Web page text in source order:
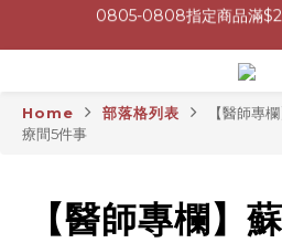
0805-0808指定商品滿
Home 部落格列表
【醫師專
療間5件事
【醫師專欄】